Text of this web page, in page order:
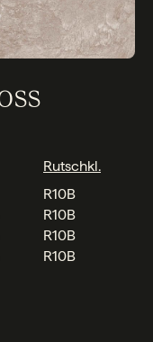
Rutschkl.
R10B
R10B
R10B
R10B